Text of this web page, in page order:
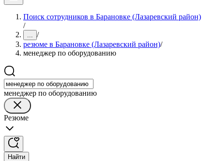
Поиск сотрудников в Барановке (Лазаревский район)
/
... /
резюме в Барановке (Лазаревский район)/
менеджер по оборудованию
менеджер по оборудованию
Резюме
Найти